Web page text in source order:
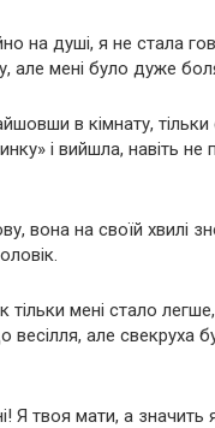
на дyші, я не стала
але мені було дуже
в кімнату, тільки
і вийшла, навіть
вона на своїй хвилі
тільки мені стало
весілля, але свекруха
Я твоя мати, а